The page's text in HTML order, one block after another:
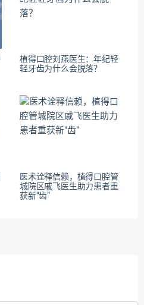
植得口腔刘燕医生：年纪轻
轻牙齿为什么会脱落？
医术诠释信赖，植得口腔管
城院区戚飞医生助力患者重
获新“齿”